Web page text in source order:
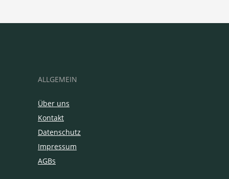
ALLGEMEIN
Über uns
Kontakt
Datenschutz
Impressum
AGBs